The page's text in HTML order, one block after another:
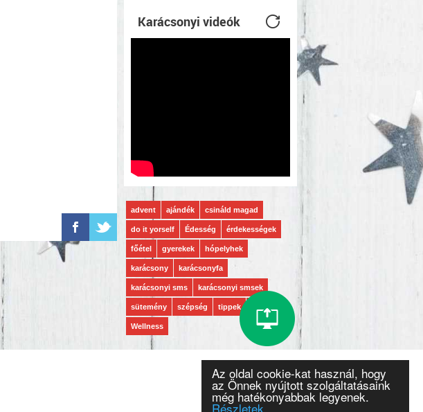
Az oldal cookie-kat használ, hogy
az Önnek nyújtott szolgáltatásaink
még hatékonyabbak legyenek.
Részletek
Karácsonyi videók
advent ajándék csináld magad
do it yorself Édesség érdekességek
főétel gyerekek hópelyhek
karácsony karácsonyfa
karácsonyi sms karácsonyi smsek
sütemény szépség tippek vers
Wellness